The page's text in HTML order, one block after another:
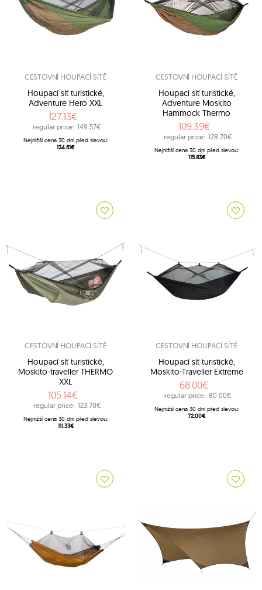
CESTOVNÍ HOUPACÍ SÍTĚ
Houpací síť turistické,
Adventure Hero XXL
127.13€
regular price: 149.57€
Nejnižší cena 30 dní před slevou:
134.61€
CESTOVNÍ HOUPACÍ SÍTĚ
Houpací síť turistické,
Adventure Moskito
Hammock Thermo
109.39€
regular price: 128.70€
Nejnižší cena 30 dní před slevou:
115.83€
CESTOVNÍ HOUPACÍ SÍTĚ
Houpací síť turistické,
Moskito-traveller THERMO
XXL
105.14€
regular price: 123.70€
Nejnižší cena 30 dní před slevou:
111.33€
CESTOVNÍ HOUPACÍ SÍTĚ
Houpací síť turistické,
Moskito-Traveller Extreme
68.00€
regular price: 80.00€
Nejnižší cena 30 dní před slevou:
72.00€